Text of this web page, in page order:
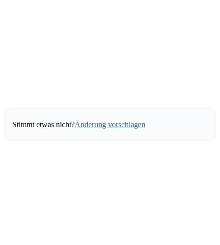
Stimmt etwas nicht?Änderung vorschlagen